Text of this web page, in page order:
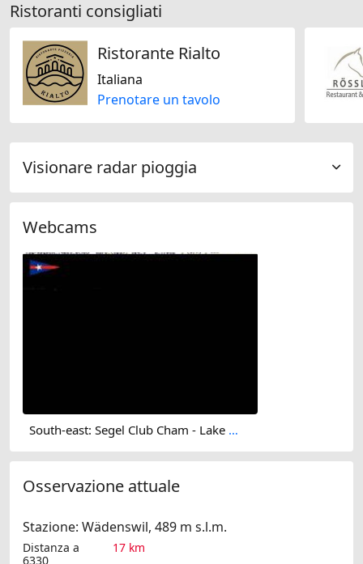
Ristoranti consigliati
Ristorante Rialto
Italiana
Prenotare un tavolo
Visionare radar pioggia
Webcams
South-east: Segel Club Cham - Lake Zug
Osservazione attuale
Stazione: Wädenswil, 489 m s.l.m.
Distanza a
6330
17 km